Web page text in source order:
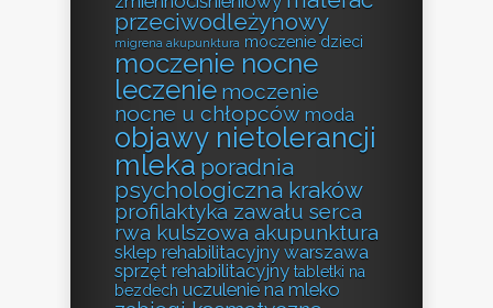
przeciwodleżynowy
migrena akupunktura moczenie dzieci
moczenie nocne
leczenie moczenie
nocne u chłopców moda
objawy nietolerancji
mleka poradnia
psychologiczna kraków
profilaktyka zawału serca
rwa kulszowa akupunktura
sklep rehabilitacyjny warszawa
sprzęt rehabilitacyjny tabletki na
bezdech uczulenie na mleko